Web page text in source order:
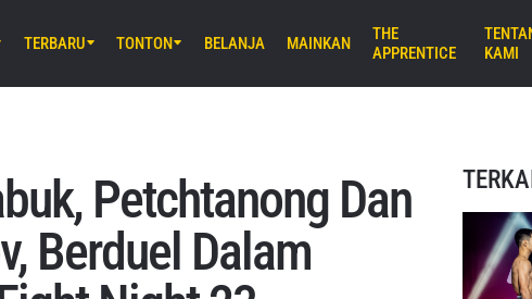
8:30 UTC
Arena Ota, Tokyo
2
TERBARU TONTON BELANJA MAINKAN
THE
APPRENTICE
KAMI
Petchtanong Dan
Berduel Dalam